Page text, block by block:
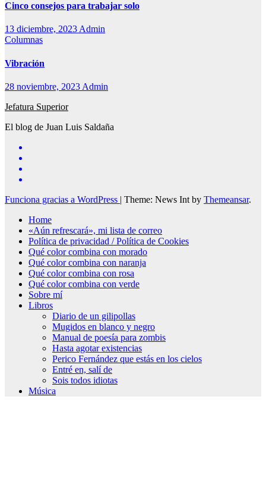
Cinco consejos para trabajar solo
13 diciembre, 2023 Admin
Columnas
Vibración
28 noviembre, 2023 Admin
Jefatura Superior
El blog de Juan Luis Saldaña
Funciona gracias a WordPress | Theme: News Int by Themeansar.
Home
«Aún refrescará», mi lista de correo
Política de privacidad / Política de Cookies
Qué color combina con morado
Qué color combina con naranja
Qué color combina con rosa
Qué color combina con verde
Sobre mí
Libros
Diario de un gilipollas
Mugidos en blanco y negro
Manual de poesía para zombis
Hasta agotar existencias
Perico Fernández que estás en los cielos
Entré en, salí de
Sois todos idiotas
Música